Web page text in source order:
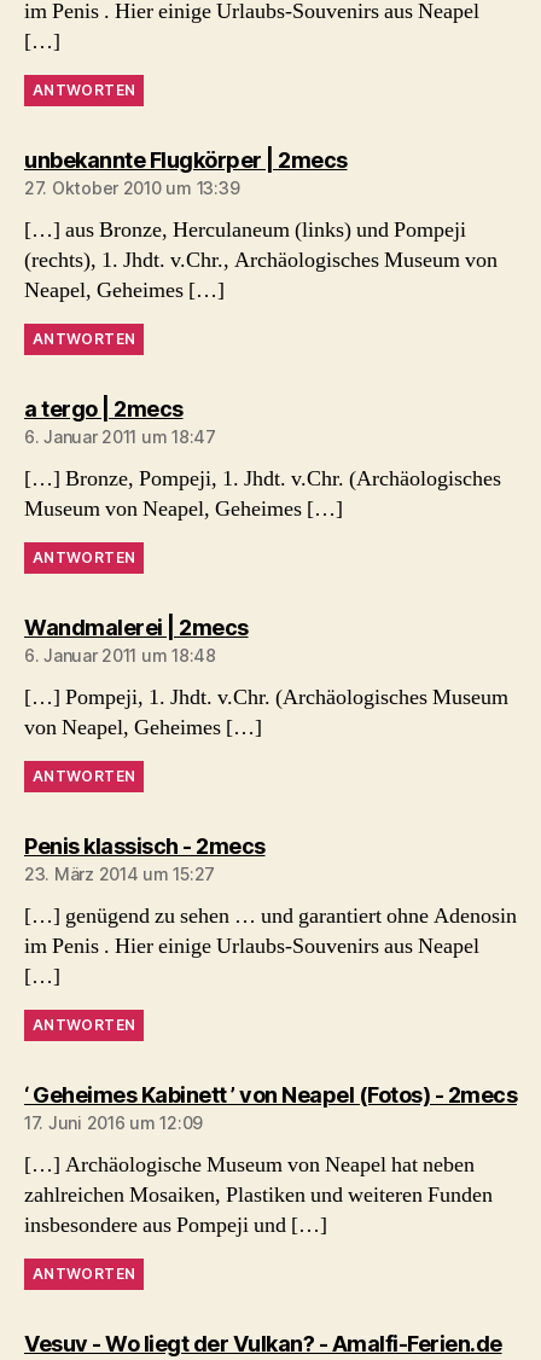
im Penis . Hier einige Urlaubs-Souvenirs aus Neapel
[…]
ANTWORTEN
unbekannte Flugkörper | 2mecssagt:
27. Oktober 2010 um 13:39
[…] aus Bronze, Herculaneum (links) und Pompeji
(rechts), 1. Jhdt. v.Chr., Archäologisches Museum von
Neapel, Geheimes […]
ANTWORTEN
a tergo | 2mecssagt:
6. Januar 2011 um 18:47
[…] Bronze, Pompeji, 1. Jhdt. v.Chr. (Archäologisches
Museum von Neapel, Geheimes […]
ANTWORTEN
Wandmalerei | 2mecssagt:
6. Januar 2011 um 18:48
[…] Pompeji, 1. Jhdt. v.Chr. (Archäologisches Museum
von Neapel, Geheimes […]
ANTWORTEN
Penis klassisch - 2mecssagt:
23. März 2014 um 15:27
[…] genügend zu sehen … und garantiert ohne Adenosin
im Penis . Hier einige Urlaubs-Souvenirs aus Neapel
[…]
ANTWORTEN
‘ Geheimes Kabinett ’ von Neapel (Fotos) - 2mecs
17. Juni 2016 um 12:09
[…] Archäologische Museum von Neapel hat neben
zahlreichen Mosaiken, Plastiken und weiteren Funden
insbesondere aus Pompeji und […]
ANTWORTEN
Vesuv - Wo liegt der Vulkan? - Amalfi-Ferien.de